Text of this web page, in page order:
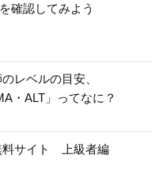
確認してみよう
レベルの目安、
・ALT」ってなに？
料サイト 上級者編